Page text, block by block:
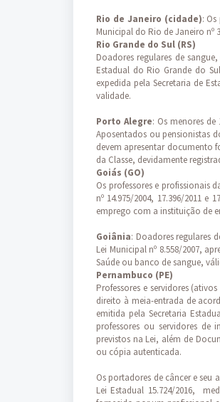
Rio de Janeiro (cidade):
Municipal do Rio de Janeiro nº
Rio Grande do Sul (RS)
Doadores regulares de
Estadual do Rio Grande do
expedida pela Secretaria de
validade.
Porto Alegre: Os menores
Aposentados ou pensionistas
devem apresentar documento
da Classe, devidamente
Goiás (GO)
Os professores e profissionais
nº 14.975/2004, 17.396/2011
emprego com a instituição de
Goiânia: Doadores regulares
Lei Municipal nº 8.558/2007,
Saúde ou banco de sangue,
Pernambuco (PE)
Professores e servidores
direito à meia-entrada de
emitida pela Secretaria
professores ou servidores
previstos na Lei, além de
ou cópia autenticada.
Os portadores de câncer e
Lei Estadual 15.724/2016,